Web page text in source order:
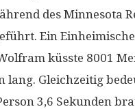
des Minnesota
Ein
küsste 8001
lang. Gleichzeitig
3,6 Sekunden